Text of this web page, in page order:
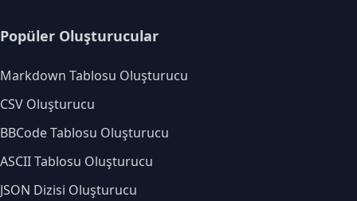
Popüler Oluşturucular
Markdown Tablosu Oluşturucu
CSV Oluşturucu
BBCode Tablosu Oluşturucu
ASCII Tablosu Oluşturucu
JSON Dizisi Oluşturucu